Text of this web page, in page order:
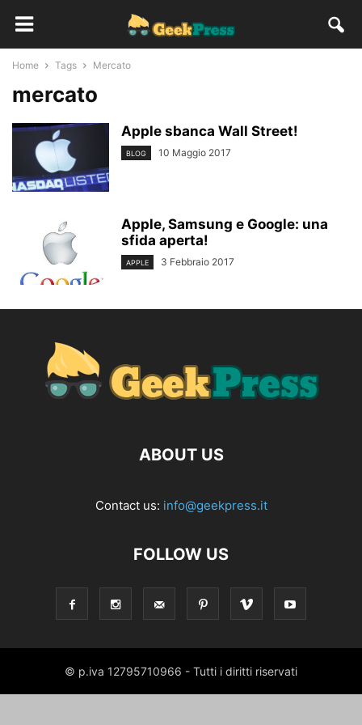
Home Tags Mercato
mercato
Apple sbanca Wall Street!
BLOG 10 Maggio 2017
Apple, Samsung e Google: una
sfida aperta!
APPLE 3 Febbraio 2017
ABOUT US
Contact us: info@geekpress.it
FOLLOW US
© p.iva 12795710966 - Tutti i diritti riservati